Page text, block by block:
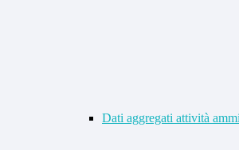
Dati aggregati attività